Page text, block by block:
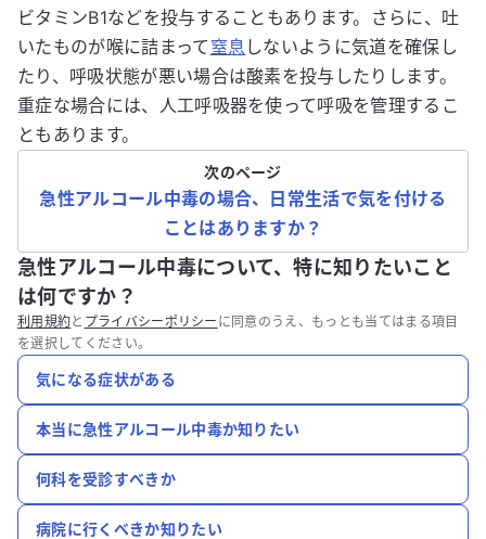
ビタミンB1などを投与することもあります。さらに、吐
いたものが喉に詰まって 窒息 しないように気道を確保し
たり、呼吸状態が悪い場合は酸素を投与したりします。
重症な場合には、人工呼吸器を使って呼吸を管理するこ
ともあります。
次のページ
急性アルコール中毒の場合、日常生活で気を付ける
ことはありますか？
急性アルコール中毒について、特に知りたいこと
は何ですか？
利用規約と プライバシーポリシー に同意のうえ、もっとも当てはまる項目
を選択してください。
気になる症状がある
本当に急性アルコール中毒か知りたい
何科を受診すべきか
病院に行くべきか知りたい